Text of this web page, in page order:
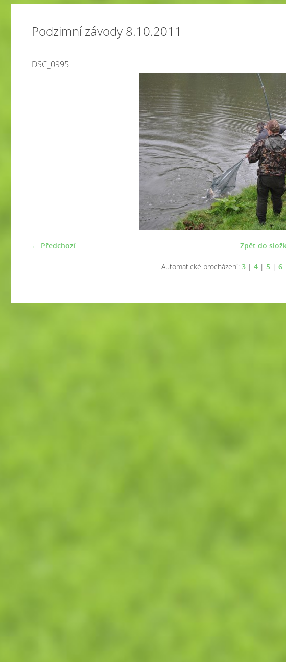
Podzimní závody 8.10.2011
DSC_0995
← Předchozí Zpět do
Automatické procházení: 3| 4| 5| 6|